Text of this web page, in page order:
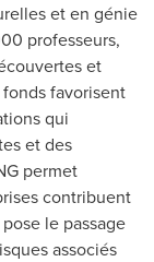
et en génie
professeurs,
et
favorisent
qui
et des
permet
contribuent
le passage
associés